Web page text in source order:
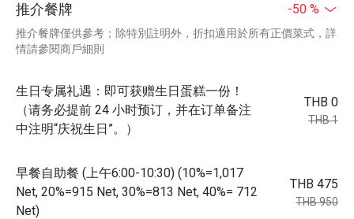
推介餐牌 -50 %
推介餐牌僅供參考；除特別註明外，折扣適用於所有正價菜式，詳
情請參閱商戶細則
生日专属礼遇：即可获赠生日蛋糕一份！
（请务必提前 24 小时预订，并在订单备注
中注明“庆祝生日”。）
THB 0
THB 1
早餐自助餐 (上午6:00-10:30) (10%=1,017
Net, 20%=915 Net, 30%=813 Net, 40%= 712
Net)
THB 475
THB 950